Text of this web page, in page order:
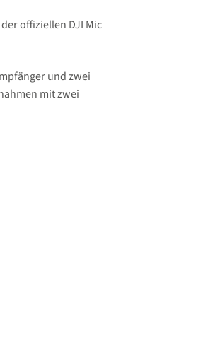
offiziellen DJI Mic
und zwei
mit zwei